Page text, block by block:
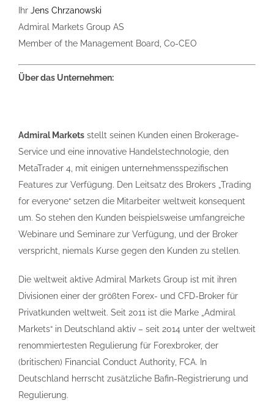
Ihr Jens Chrzanowski
Admiral Markets Group AS
Member of the Management Board, Co-CEO
Über das Unternehmen:
Admiral Markets stellt seinen Kunden einen Brokerage-
Service und eine innovative Handelstechnologie, den
MetaTrader 4, mit einigen unternehmensspezifischen
Features zur Verfügung. Den Leitsatz des Brokers „Trading
for everyone“ setzen die Mitarbeiter weltweit konsequent
um. So stehen den Kunden beispielsweise umfangreiche
Webinare und Seminare zur Verfügung, und der Broker
verspricht, niemals Kurse gegen den Kunden zu stellen.
Die weltweit aktive Admiral Markets Group ist mit ihren
Divisionen einer der größten Forex- und CFD-Broker für
Privatkunden weltweit. Seit 2011 ist die Marke „Admiral
Markets“ in Deutschland aktiv – seit 2014 unter der weltweit
renommiertesten Regulierung für Forexbroker, der
(britischen) Financial Conduct Authority, FCA. In
Deutschland herrscht zusätzliche Bafin-Registrierung und
Regulierung.